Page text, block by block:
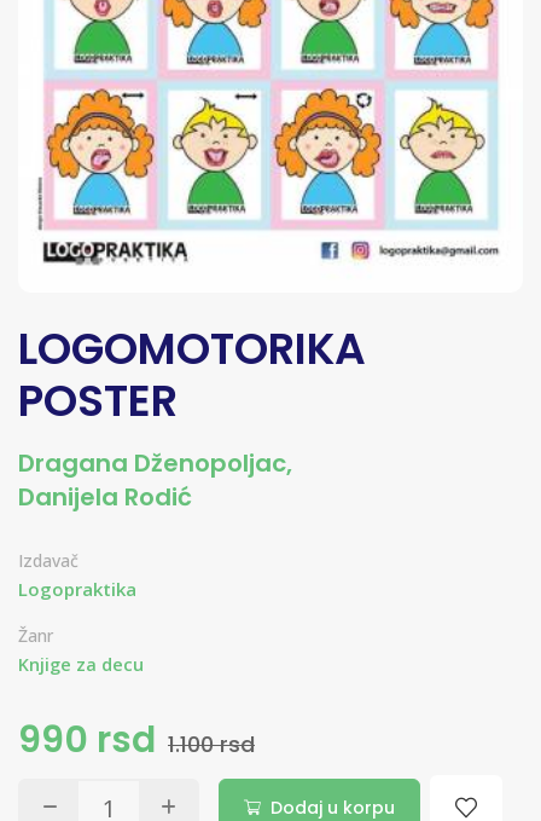
LOGOMOTORIKA
POSTER
Dragana Dženopoljac,
Danijela Rodić
Izdavač
Logopraktika
Žanr
Knjige za decu
990 rsd 1.100 rsd
Dodaj u korpu